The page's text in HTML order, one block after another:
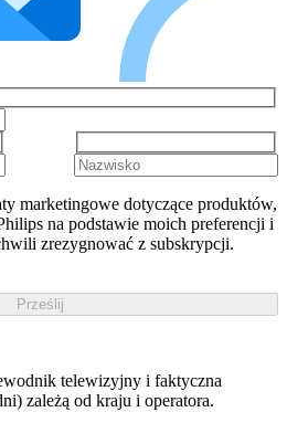
marketingowe dotyczące produktów,
na podstawie moich preferencji i
zrezygnować z subskrypcji.
Prześlij
telewizyjny i faktyczna
zależą od kraju i operatora.